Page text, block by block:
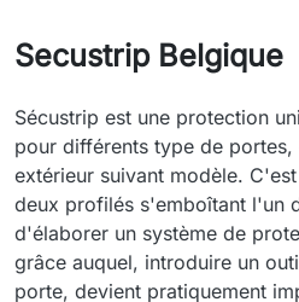
Secustrip Belgique
Sécustrip est une protection
pour différents type de
extérieur suivant modèle.
deux profilés s'emboîtant l'un
d'élaborer un système de
grâce auquel, introduire un
porte, devient pratiquement